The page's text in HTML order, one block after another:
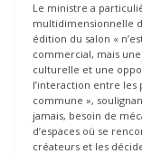
Le ministre a
multidimensionnelle
édition du salon «
commercial, mais
culturelle et une
l’interaction entre les
commune »,
jamais, besoin de
d’espaces où se
créateurs et les